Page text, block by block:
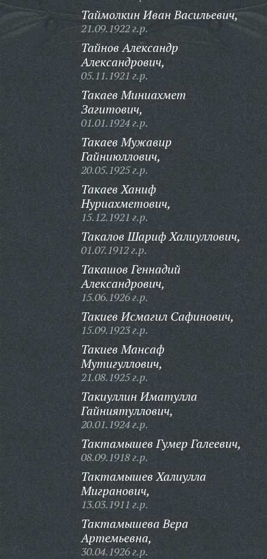
Таймолкин Иван Васильевич,
21.09.1922 г.р.
Тайнов Александр
Александрович,
05.11.1921 г.р.
Такаев Миниахмет
Загитович,
01.01.1924 г.р.
Такаев Мужавир
Гайниюллович,
20.05.1925 г.р.
Такаев Ханиф
Нуриахметович,
15.12.1921 г.р.
Такалов Шариф Халиуллович,
01.07.1912 г.р.
Такашов Геннадий
Александрович,
15.06.1926 г.р.
Такиев Исмагил Сафинович,
15.09.1923 г.р.
Такиев Мансаф
Мутигуллович,
21.08.1925 г.р.
Такиуллин Иматулла
Гайниятуллович,
20.01.1924 г.р.
Тактамышев Гумер Галеевич,
08.09.1918 г.р.
Тактамышев Халиулла
Мигранович,
13.03.1911 г.р.
Тактамышева Вера
Артемьевна,
30.04.1926 г.р.